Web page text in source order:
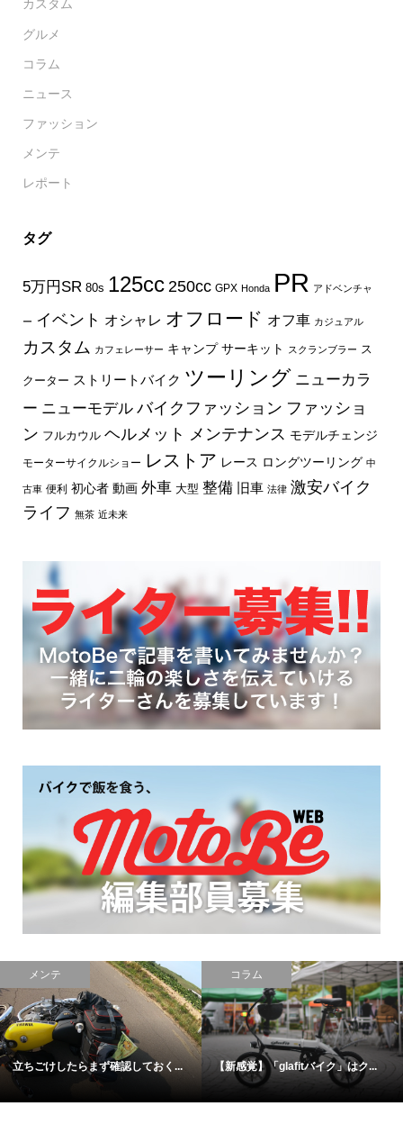
カスタム
グルメ
コラム
ニュース
ファッション
メンテ
レポート
タグ
5万円SR 80s 125cc 250cc GPX Honda PR アドベンチャ
ー イベント オシャレ オフロード オフ車 カジュアル
カスタム カフェレーサー キャンプ サーキット スクランブラー ス
クーター ストリートバイク ツーリング ニューカラ
ー ニューモデル バイクファッション ファッショ
ン フルカウル ヘルメット メンテナンス モデルチェンジ
モーターサイクルショー レストア レース ロングツーリング 中
古車 便利 初心者 動画 外車 大型 整備 旧車 法律 激安バイク
ライフ 無茶 近未来
メンテ
立ちごけしたらまず確認しておく...
コラム
【新感覚】「glafitバイク」はク...